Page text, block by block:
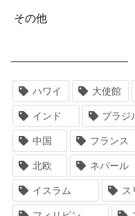
その他
ハワイ 大使館
インド ブラジ
中国 フランス
北欧 ネパール
イスラム ス